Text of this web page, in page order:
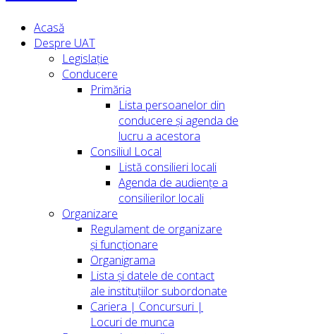
Acasă
Despre UAT
Legislație
Conducere
Primăria
Lista persoanelor din
conducere şi agenda de
lucru a acestora
Consiliul Local
Listă consilieri locali
Agenda de audiențe a
consilierilor locali
Organizare
Regulament de organizare
și funcționare
Organigrama
Lista și datele de contact
ale instituțiilor subordonate
Cariera | Concursuri |
Locuri de munca